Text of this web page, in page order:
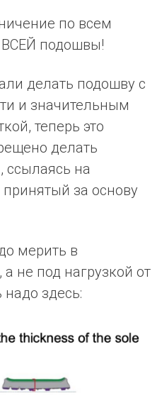
по всем
подошвы!
делать подошву с
и значительным
теперь это
делать
на
за основу
мерить в
не под нагрузкой от
здесь: